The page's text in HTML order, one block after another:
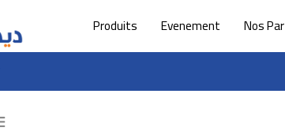
Produits Evenement Nos